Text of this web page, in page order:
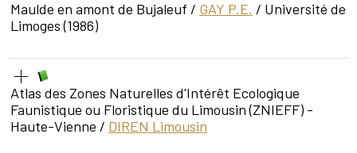
Maulde en amont de Bujaleuf / GAY P.E. / Université de
Limoges (1986)
Atlas des Zones Naturelles d'Intérêt Ecologique
Faunistique ou Floristique du Limousin (ZNIEFF) -
Haute-Vienne / DIREN Limousin